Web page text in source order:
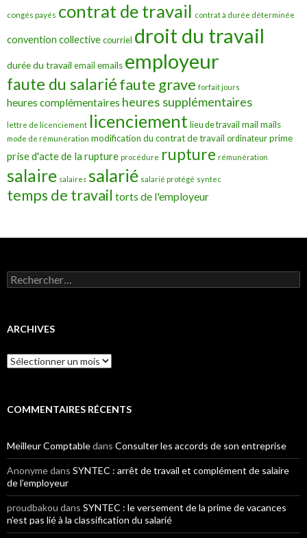
congés payés contrat de travail contrat à durée déterminée
convention collective courriel droit du travail
durée du travail email emails employeur
faute du salariéfaute grave forfait jours
heures complémentaires heures supplémentaires
lettre de licenciement licenciement lieu de travail mail mails
mode de rémunération modification du contrat de travail ordinateur prime
prise d'acte de la rupture procédure rupture rémunération
salaire salaires salarié salarié protégé syntec
temps de travail torts de l'employeur
Rechercher :
ARCHIVES
Archives
COMMENTAIRES RÉCENTS
Meilleur Comptabledans Consulter les accords de son entreprise
Anonymedans SYNTEC : arrêt de travail et complément de salaire
de l’employeur
proudbakou dans SYNTEC : le versement de la prime de vacances
n’est pas lié à la classification du salarié